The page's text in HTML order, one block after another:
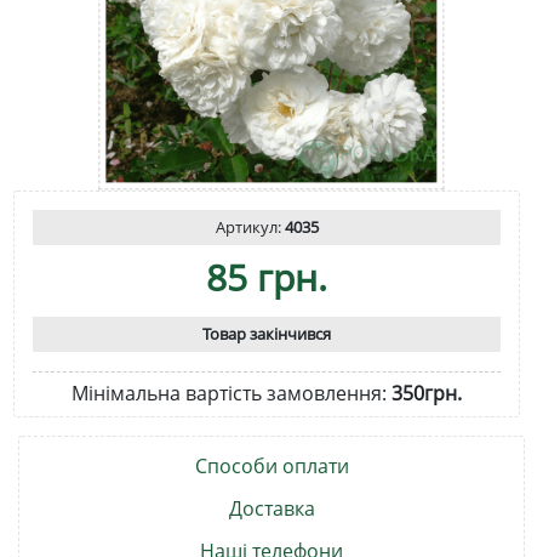
Артикул:4035
85 грн.
Товар закінчився
Мінімальна вартість замовлення: 350грн.
Способи оплати
Доставка
Наші телефони